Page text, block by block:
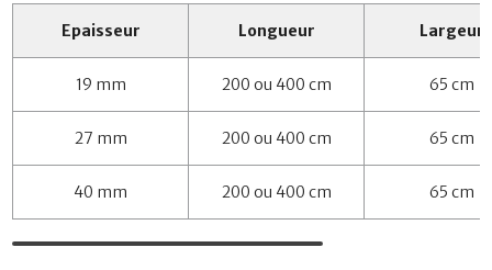
Epaisseur Longueur Largeur
19 mm 200 ou 400 cm 65 cm
27 mm 200 ou 400 cm 65 cm
40 mm 200 ou 400 cm 65 cm